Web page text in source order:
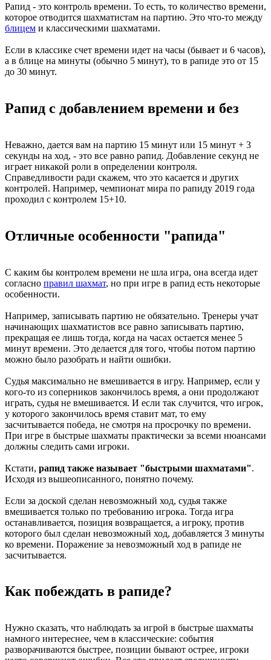
Рапид - это контроль времени. То есть, то количество времени,
которое отводится шахматистам на партию. Это что-то между
блицем и классическими шахматами.
Если в классике счет времени идет на часы (бывает и 6 часов),
а в блице на минуты (обычно 5 минут), то в рапиде это от 15
до 30 минут.
Рапид с добавлением времени и без
Неважно, дается вам на партию 15 минут или 15 минут + 3
секунды на ход, - это все равно рапид. Добавление секунд не
играет никакой роли в определении контроля.
Справедливости ради скажем, что это касается и других
контролей. Например, чемпионат мира по рапиду 2019 года
проходил с контролем 15+10.
Отличные особенности "рапида"
С каким бы контролем времени не шла игра, она всегда идет
согласно правил шахмат, но при игре в рапид есть некоторые
особенности.
Например, записывать партию не обязательно. Тренеры учат
начинающих шахматистов все равно записывать партию,
прекращая ее лишь тогда, когда на часах остается менее 5
минут времени. Это делается для того, чтобы потом партию
можно было разобрать и найти ошибки.
Судья максимально не вмешивается в игру. Например, если у
кого-то из соперников закончилось время, а они продолжают
играть, судья не вмешивается. И если так случится, что игрок,
у которого закончилось время ставит мат, то ему
засчитывается победа, не смотря на просрочку по времени.
При игре в быстрые шахматы практически за всеми нюансами
должны следить сами игроки.
Кстати, рапид также называет "быстрыми шахматами".
Исходя из вышеописанного, понятно почему.
Если за доской сделан невозможный ход, судья также
вмешивается только по требованию игрока. Тогда игра
останавливается, позиция возвращается, а игроку, против
которого был сделан невозможный ход, добавляется 3 минуты
ко времени. Поражение за невозможный ход в рапиде не
засчитывается.
Как побеждать в рапиде?
Нужно сказать, что наблюдать за игрой в быстрые шахматы
намного интереснее, чем в классические: события
разворачиваются быстрее, позиции бывают острее, игроки